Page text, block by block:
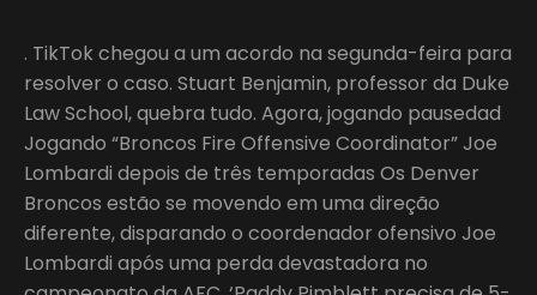
. TikTok chegou a um acordo na segunda-feira para
resolver o caso. Stuart Benjamin, professor da Duke
Law School, quebra tudo. Agora, jogando pausedad
Jogando “Broncos Fire Offensive Coordinator” Joe
Lombardi depois de três temporadas Os Denver
Broncos estão se movendo em uma direção
diferente, disparando o coordenador ofensivo Joe
Lombardi após uma perda devastadora no